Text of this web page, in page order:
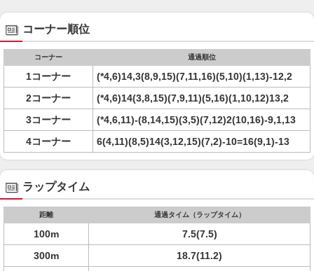
コーナー順位
コーナー 通過順位
1コーナー
(*4,6)14,3(8,9,15)(7,11,16)(5,10)(1,13)-12,2
2コーナー
(*4,6)14(3,8,15)(7,9,11)(5,16)(1,10,12)13,2
3コーナー
(*4,6,11)-(8,14,15)(3,5)(7,12)2(10,16)-9,1,13
4コーナー
6(4,11)(8,5)14(3,12,15)(7,2)-10=16(9,1)-13
ラップタイム
距離 通過タイム（ラップタイム）
100m
7.5(7.5)
300m
18.7(11.2)